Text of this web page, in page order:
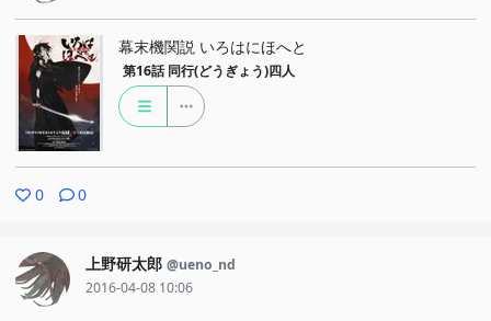
幕末機関説 いろはにほへと
第16話 同行(どうぎょう)四人
0 0
上野研太郎 @ueno_nd
2016-04-08 10:06